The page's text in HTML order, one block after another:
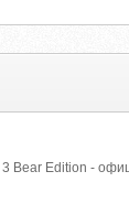
Edition -